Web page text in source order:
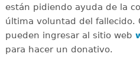
están pidiendo ayuda de la
última voluntad del fallecido.
pueden ingresar al sitio web
para hacer un donativo.